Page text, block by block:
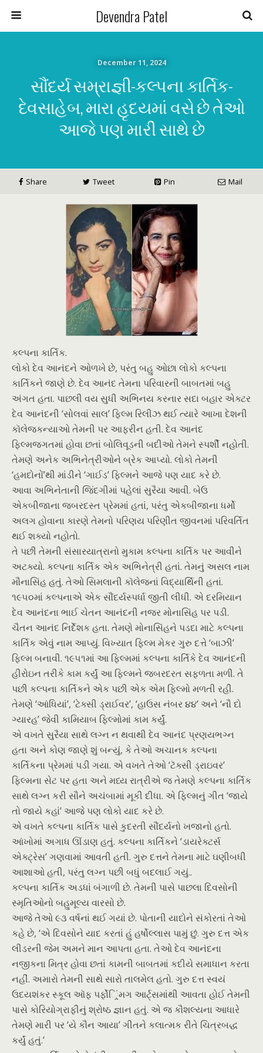
Devendra Patel
December 11, 2024
સૌંદર્ય સમ્રાજ્ઞી-કલ્પના કાર્તિક-
દેવસાહેબ, મારા હૃદયમાં વસે છે તેઓ
આજે પણ મારી સાથે છે
Share Tweet Pin Mail
કલ્પના કાર્તિક.
લોકો દેવ આનંદને ઓળખે છે, પરંતુ બહુ ઓછા લોકો કલ્પના
કાર્તિકને જાણે છે. દેવ આનંદ તેમના પરિવારની બાબતમાં બહુ
અંગત હતા. પાછલી વય સુધી અભિનય કરનાર સદા બહાર એક્ટર
દેવ આનંદની ‘સોલવાં સાલ’ ફિલ્મ રિલીઝ થઈ ત્યારે આખા દેશની
કૉલેજકન્યાઓ તેમની પર આફરીન હતી. દેવ આનંદ
ફિલ્મજગતમાં હોવા છતાં બોલિવૂડની બદીઓ તેમને સ્પર્શી નહોતી.
તેમણે અનેક અભિનેત્રીઓને બ્રેક આપ્યો. લોકો તેમની
‘હમદોનોં’થી માંડીને ‘ગાઈડ’ ફિલ્મને આજે પણ યાદ કરે છે.
આવા અભિનેતાની જિંદગીમાં પહેલાં સુરૈયા આવી. બેઉ
એકબીજાના જબરદસ્ત પ્રેમમાં હતાં, પરંતુ એકબીજાના ધર્મો
અલગ હોવાના કારણે તેમનો પરિણય પરિણીત જીવનમાં પરિવર્તિત
થઈ શક્યો નહોતો.
તે પછી તેમની સંસારયાત્રાનો મુકામ કલ્પના કાર્તિક પર આવીને
અટક્યો. કલ્પના કાર્તિક એક અભિનેત્રી હતાં. તેમનું અસલ નામ
મૌનાસિંહ હતું. તેઓ સિમલાની કૉલેજનાં વિદ્યાર્થિની હતાં.
૧૯૫૦માં કલ્પનાએ એક સૌંદર્યસ્પર્ધા જીતી લીધી. એ દરમિયાન
દેવ આનંદના ભાઈ ચેતન આનંદની નજર મોનાસિંહ પર પડી.
ચૈતન આનંદ નિર્દેશક હતા. તેમણે મોનાસિંહને પડદા માટે કલ્પના
કાર્તિક એવું નામ આપ્યું. વિખ્યાત ફિલ્મ મેકર ગુરુ દત્તે ‘બાઝી’
ફિલ્મ બનાવી. ૧૯૫૧માં આ ફિલ્મમાં કલ્પના કાર્તિકે દેવ આનંદની
હીરોઇન તરીકે કામ કર્યું આ ફિલ્મને જબરદરત સફળતા મળી. તે
પછી કલ્પના કાર્તિકને એક પછી એક એમ ફિલ્મો મળતી રહી.
તેમણે ‘આંધિયાં’, ‘ટેક્સી ડ્રાઈવર’, ‘હાઉસ નંબર ૪૪’ અને ‘નૌ દો
ગ્યારહ’ જેવી કામિયાબ ફિલ્મોમાં કામ કર્યું.
એ વખતે સુરૈયા સાથે લગ્ન ન થવાથી દેવ આનંદ પ્રણયભગ્ન
હતા અને કોણ જાણે શું બન્યું, કે તેઓ અચાનક કલ્પના
કાર્તિકના પ્રેમમાં પડી ગયા. એ વખતે તેઓ ‘ટૅક્સી ડ્રાઇવર’
ફિલ્મના સેટ પર હતા અને મધ્ય રાત્રીએ જ તેમણે કલ્પના કાર્તિક
સાથે લગ્ન કરી સૌને અચંબામાં મૂકી દીધા. એ ફિલ્મનું ગીત ‘જાયે
તો જાયે કહાં’ આજે પણ લોકો યાદ કરે છે.
એ વખતે કલ્પના કાર્તિક પાસે કુદરતી સૌંદર્યનો ખજાનો હતો.
આંખોમાં અગાધ ઊંડાણ હતું. કલ્પના કાર્તિકને ‘ડાયરેક્ટર્સ
એક્ટ્રેસ’ ગણવામાં આવતી હતી. ગુરુ દત્તને તેમના માટે ઘણીબધી
આશાઓ હતી, પરંતુ લગ્ન પછી બધું બદલાઈ ગયું..
કલ્પના કાર્તિક અડધાં બંગાળી છે. તેમની પાસે પાછલા દિવસોની
સ્મૃતિઓનો બહુમૂલ્ય વારસો છે.
આજે તેઓ ૯૩ વર્ષનાં થઈ ગયાં છે. પોતાની યાદોને સંકોરતાં તેઓ
કહે છે, ‘એ દિવસોને યાદ કરતાં હું હર્ષોલ્લાસ પામું છું. ગુરુ દત્ત એક
લીડરની જેમ અમને માન આપતા હતા. તેઓ દેવ આનંદના
નજીકના મિત્ર હોવા છતાં કામની બાબતમાં કદીયે સમાધાન કરતા
નહીં. અમારો તેમની સાથે સારો તાલમેલ હતો. ગુરુ દત્ત સ્વયં
ઉદયશંકર સ્કૂલ ઑફ પર્ફોર્િંમગ આર્ટ્સમાંથી આવતા હોઈ તેમની
પાસે કોરિયોગ્રાફીનું શ્રોષ્ઠ જ્ઞાન હતું. એ જ કૌશલ્યના આધારે
તેમણે મારી પર ‘યે કૌન આયા’ ગીતને કલાત્મક રીતે ચિત્રબદ્ધ
કર્યું હતું.’